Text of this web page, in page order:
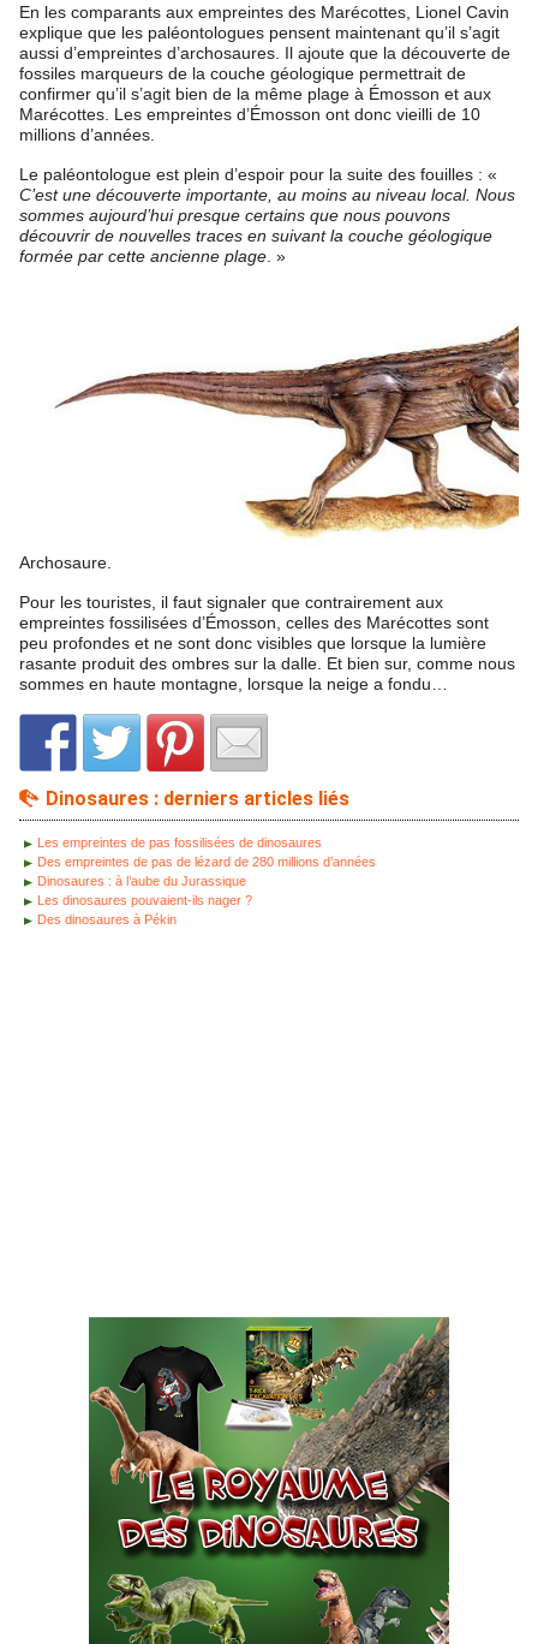
En les comparants aux empreintes des Marécottes, Lionel Cavin
explique que les paléontologues pensent maintenant qu’il s’agit
aussi d’empreintes d’archosaures. Il ajoute que la découverte de
fossiles marqueurs de la couche géologique permettrait de
confirmer qu’il s’agit bien de la même plage à Émosson et aux
Marécottes. Les empreintes d’Émosson ont donc vieilli de 10
millions d’années.
Le paléontologue est plein d’espoir pour la suite des fouilles : «
C’est une découverte importante, au moins au niveau local. Nous
sommes aujourd’hui presque certains que nous pouvons
découvrir de nouvelles traces en suivant la couche géologique
formée par cette ancienne plage . »
Archosaure.
Pour les touristes, il faut signaler que contrairement aux
empreintes fossilisées d’Émosson, celles des Marécottes sont
peu profondes et ne sont donc visibles que lorsque la lumière
rasante produit des ombres sur la dalle. Et bien sur, comme nous
sommes en haute montagne, lorsque la neige a fondu…
Dinosaures : derniers articles liés
Les empreintes de pas fossilisées de dinosaures
Des empreintes de pas de lézard de 280 millions d’années
Dinosaures : à l’aube du Jurassique
Les dinosaures pouvaient-ils nager ?
Des dinosaures à Pékin